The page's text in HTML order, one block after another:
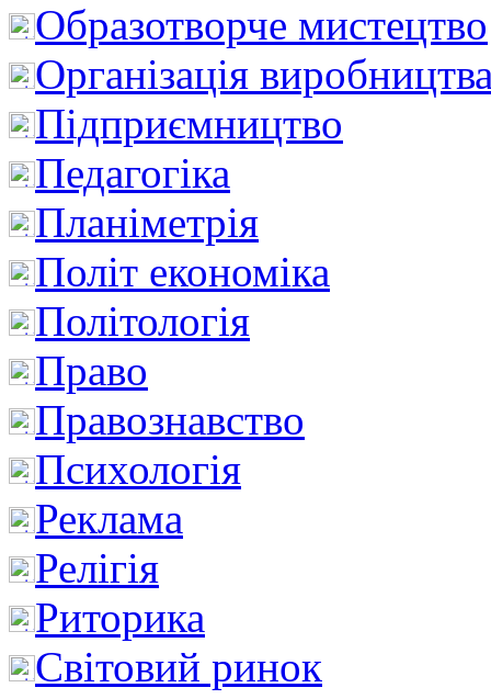
Образотворче мистецтво
Організація
Підприємництво
Педагогіка
Планіметрія
Політ економіка
Політологія
Право
Правознавство
Психологія
Реклама
Релігія
Риторика
Світовий ринок